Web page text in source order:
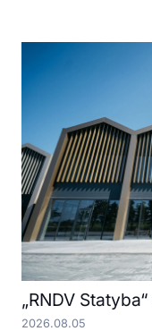
„RNDV
2026.08.05